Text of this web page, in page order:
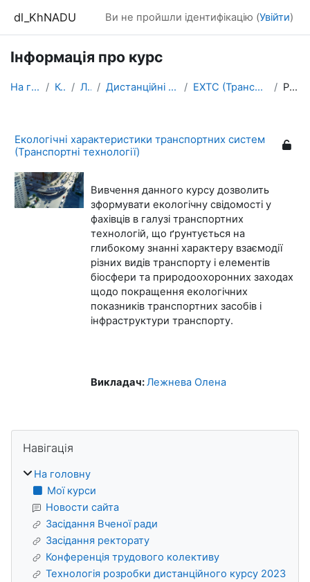
dl_KhNADU Ви не пройшли ідентифікацію (Увійти)
Інформація про курс
На головну Курси ЛІТОс Дистанційні курси ТРДК-2021 ЕХТС (Транспортні технології) Резюме
Екологічні характеристики транспортних систем
(Транспортні технології)
Вивчення данного курсу дозволить
зформувати екологічну свідомості у
фахівців в галузі транспортних
технологій, що ґрунтується на
глибокому знанні характеру взаємодії
різних видів транспорту і елементів
біосфери та природоохоронних заходах
щодо покращення екологічних
показників транспортних засобів і
інфраструктури транспорту.
Викладач:Лежнева Олена
Блоки
Навігація
На головну
Мої курси
Новости сайта
Засідання Вченої ради
Засідання ректорату
Конференція трудового колективу
Технологія розробки дистанційного курсу 2023